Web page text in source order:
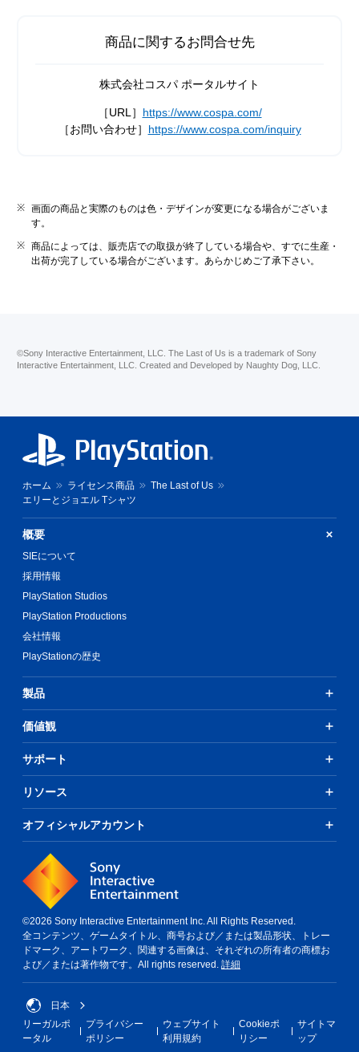
商品に関するお問合せ先
株式会社コスパ ポータルサイト
［URL］ https://www.cospa.com/
［お問い合わせ］ https://www.cospa.com/inquiry
画面の商品と実際のものは色・デザインが変更になる場合がございま
す。
商品によっては、販売店での取扱が終了している場合や、すでに生産・
出荷が完了している場合がございます。あらかじめご了承下さい。
©Sony Interactive Entertainment, LLC. The Last of Us is a trademark of Sony
Interactive Entertainment, LLC. Created and Developed by Naughty Dog, LLC.
ホーム ライセンス商品
The Last of Us
エリーとジョエル Tシャツ
概要
SIEについて
採用情報
PlayStation Studios
PlayStation Productions
会社情報
PlayStationの歴史
製品
価値観
サポート
リソース
オフィシャルアカウント
©2026 Sony Interactive Entertainment Inc. All Rights Reserved.
全コンテンツ、ゲームタイトル、商号および／または製品形状、トレー
ドマーク、アートワーク、関連する画像は、それぞれの所有者の商標お
よび／または著作物です。All rights reserved. 詳細
日本
リーガルポ
ータル
プライバシー
ポリシー
ウェブサイト
利用規約
Cookieポ
リシー
サイトマ
ップ